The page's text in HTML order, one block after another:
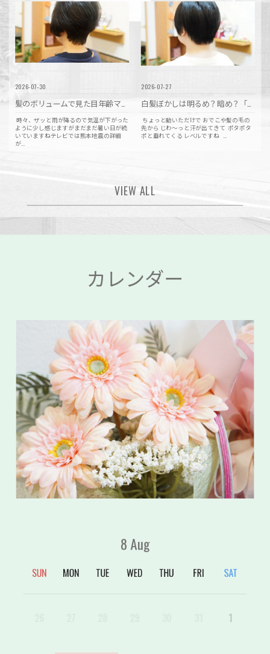
2026-07-30
時々、ザッと雨が降るので気温が下がった
ように少し感じますがまだまだ暑い日が続
いていますねテレビでは熊本地震の詳細
が...
2026-07-27
ちょっと動いただけで おでこや髪の毛の
先から じわ〜っと汗が出てきて ポタポタ
ポと垂れてくる レベルですね ...
VIEW ALL
カレンダー
8 Aug
SUN MON TUE WED THU FRI SAT
1